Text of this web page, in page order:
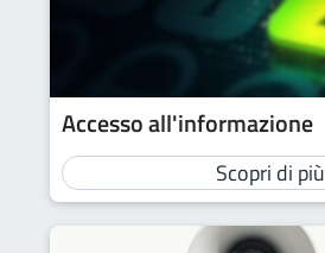
Accesso all'informazione
Scopri di più